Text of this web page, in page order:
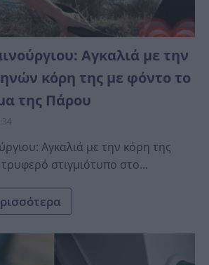
Αγκαλιά με την
κόρη της με φόντο το
της Πάρου
Αγκαλιά με την κόρη της
στιγμιότυπο στο...